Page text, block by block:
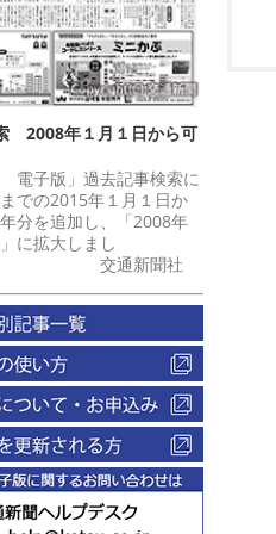
2008年１月１日から可
子版」過去記事検索に
での2015年１月１日か
分を追加し、「2008年
に拡大しまし
通新聞社